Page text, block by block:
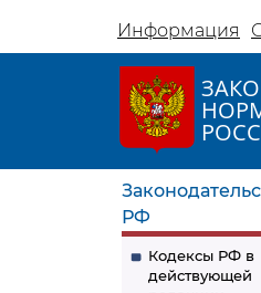
Информация
РФ
Кодексы РФ в
действующей